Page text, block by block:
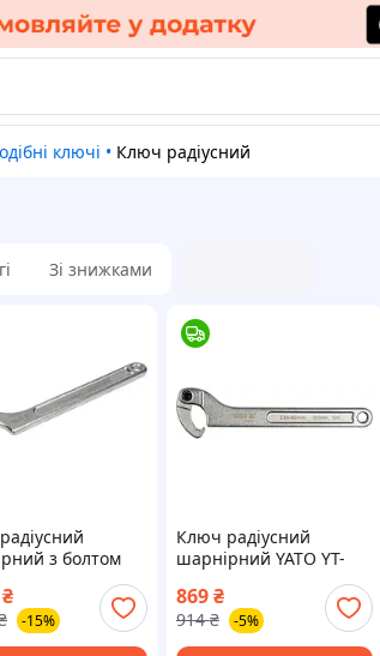
ключі • Ключ радіусний
Зі знижками
з болтом
₴
-15%
Ключ радіусний
шарнірний YATO YT-
869 ₴
914 ₴ -5%